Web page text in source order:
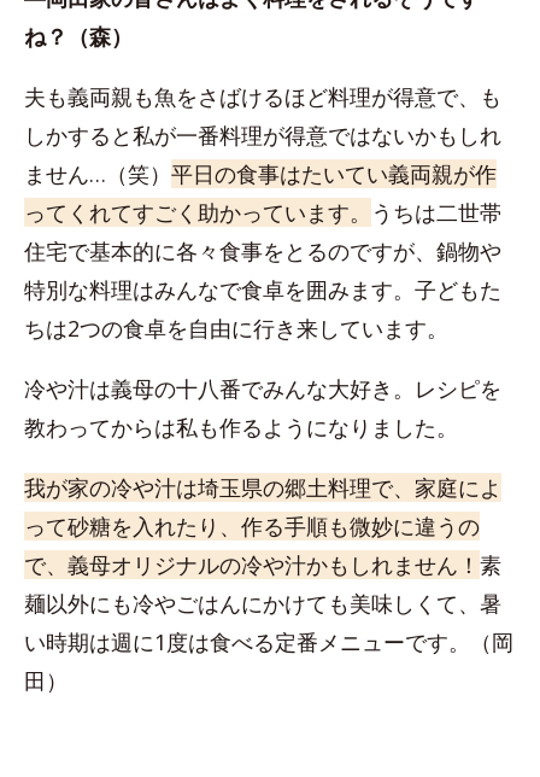
ね？（森）
夫も義両親も魚をさばけるほど料理が得意で、も
しかすると私が一番料理が得意ではないかもしれ
ません…（笑） 平日の食事はたいてい義両親が作
ってくれてすごく助かっています。
うちは二世帯
住宅で基本的に各々食事をとるのですが、鍋物や
特別な料理はみんなで食卓を囲みます。子どもた
ちは2つの食卓を自由に行き来しています。
冷や汁は義母の十八番でみんな大好き。レシピを
教わってからは私も作るようになりました。
我が家の冷や汁は埼玉県の郷土料理で、家庭によ
って砂糖を入れたり、作る手順も微妙に違うの
で、義母オリジナルの冷や汁かもしれません！ 素
麺以外にも冷やごはんにかけても美味しくて、暑
い時期は週に1度は食べる定番メニューです。（岡
田）